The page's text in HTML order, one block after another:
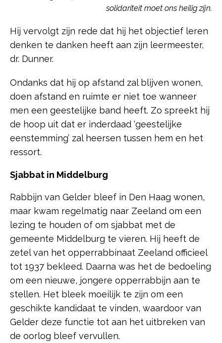
solidariteit moet ons heilig zijn.
Hij vervolgt zijn rede dat hij het objectief leren
denken te danken heeft aan zijn leermeester,
dr. Dunner.
Ondanks dat hij op afstand zal blijven wonen,
doen afstand en ruimte er niet toe wanneer
men een geestelijke band heeft. Zo spreekt hij
de hoop uit dat er inderdaad ‘geestelijke
eenstemming’ zal heersen tussen hem en het
ressort.
Sjabbat in Middelburg
Rabbijn van Gelder bleef in Den Haag wonen,
maar kwam regelmatig naar Zeeland om een
lezing te houden of om sjabbat met de
gemeente Middelburg te vieren. Hij heeft de
zetel van het opperrabbinaat Zeeland officieel
tot 1937 bekleed. Daarna was het de bedoeling
om een nieuwe, jongere opperrabbijn aan te
stellen. Het bleek moeilijk te zijn om een
geschikte kandidaat te vinden, waardoor van
Gelder deze functie tot aan het uitbreken van
de oorlog bleef vervullen.